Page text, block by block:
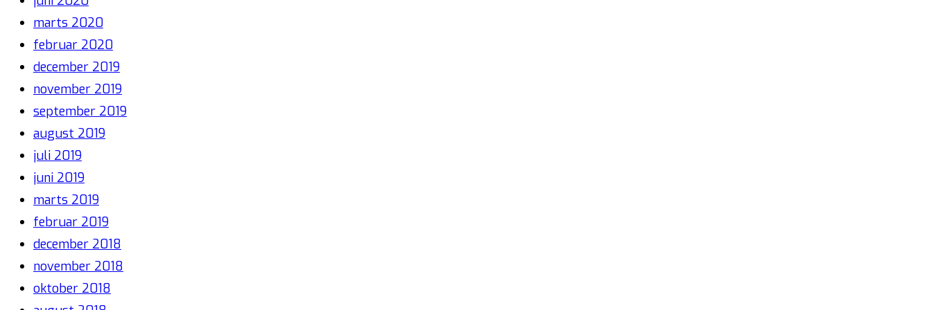
marts 2020
februar 2020
december 2019
november 2019
september 2019
august 2019
juli 2019
juni 2019
marts 2019
februar 2019
december 2018
november 2018
oktober 2018